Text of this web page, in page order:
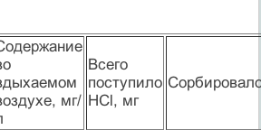
мг/
Всего
поступило
НCl, мг